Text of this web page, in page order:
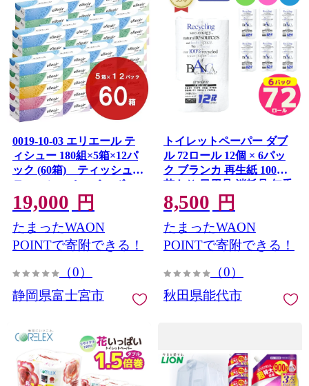
0019-10-03 エリエール テ
ィシュー 180組×5箱×12パ
ック (60箱) ティッシュ
ティッシュペーパー ボッ
クスティッシュ パルプ
100% 日用品 消耗品 生活
必需品
19,000 円
たまったWAON
POINTで寄附できる！
（0）
静岡県富士宮市
トイレットペーパー ダブ
ル 72ロール 12個 × 6パッ
ク ブランカ 再生紙 100％
芯あり 日用品 消耗品 無香
料 生活用品 備蓄 秋田県 能
代市 送料無料 《能代製
紙》
8,500 円
たまったWAON
POINTで寄附できる！
（0）
秋田県能代市